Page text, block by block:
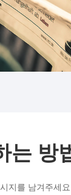
는 방
지를 남겨주세요